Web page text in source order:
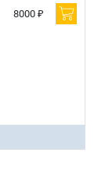
8000 ₽